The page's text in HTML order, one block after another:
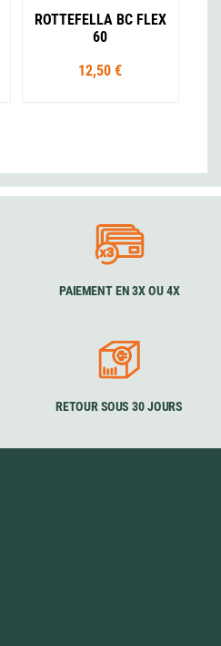
ROTTEFELLA BC FLEX
60
12,50 €
PAIEMENT EN 3X OU 4X
RETOUR SOUS 30 JOURS